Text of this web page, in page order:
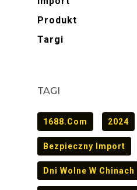
Produkt
Targi
TAGI
1688.com 2024
Bezpieczny Import
Dni Wolne W Chinach